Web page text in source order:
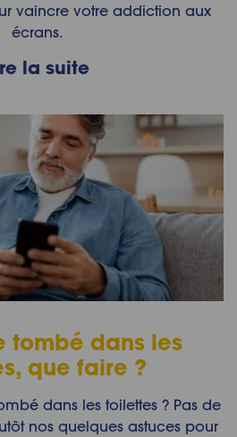
vaincre votre addiction aux
écrans.
la suite
tombé dans les
que faire ?
dans les toilettes ? Pas de
nos quelques astuces pour